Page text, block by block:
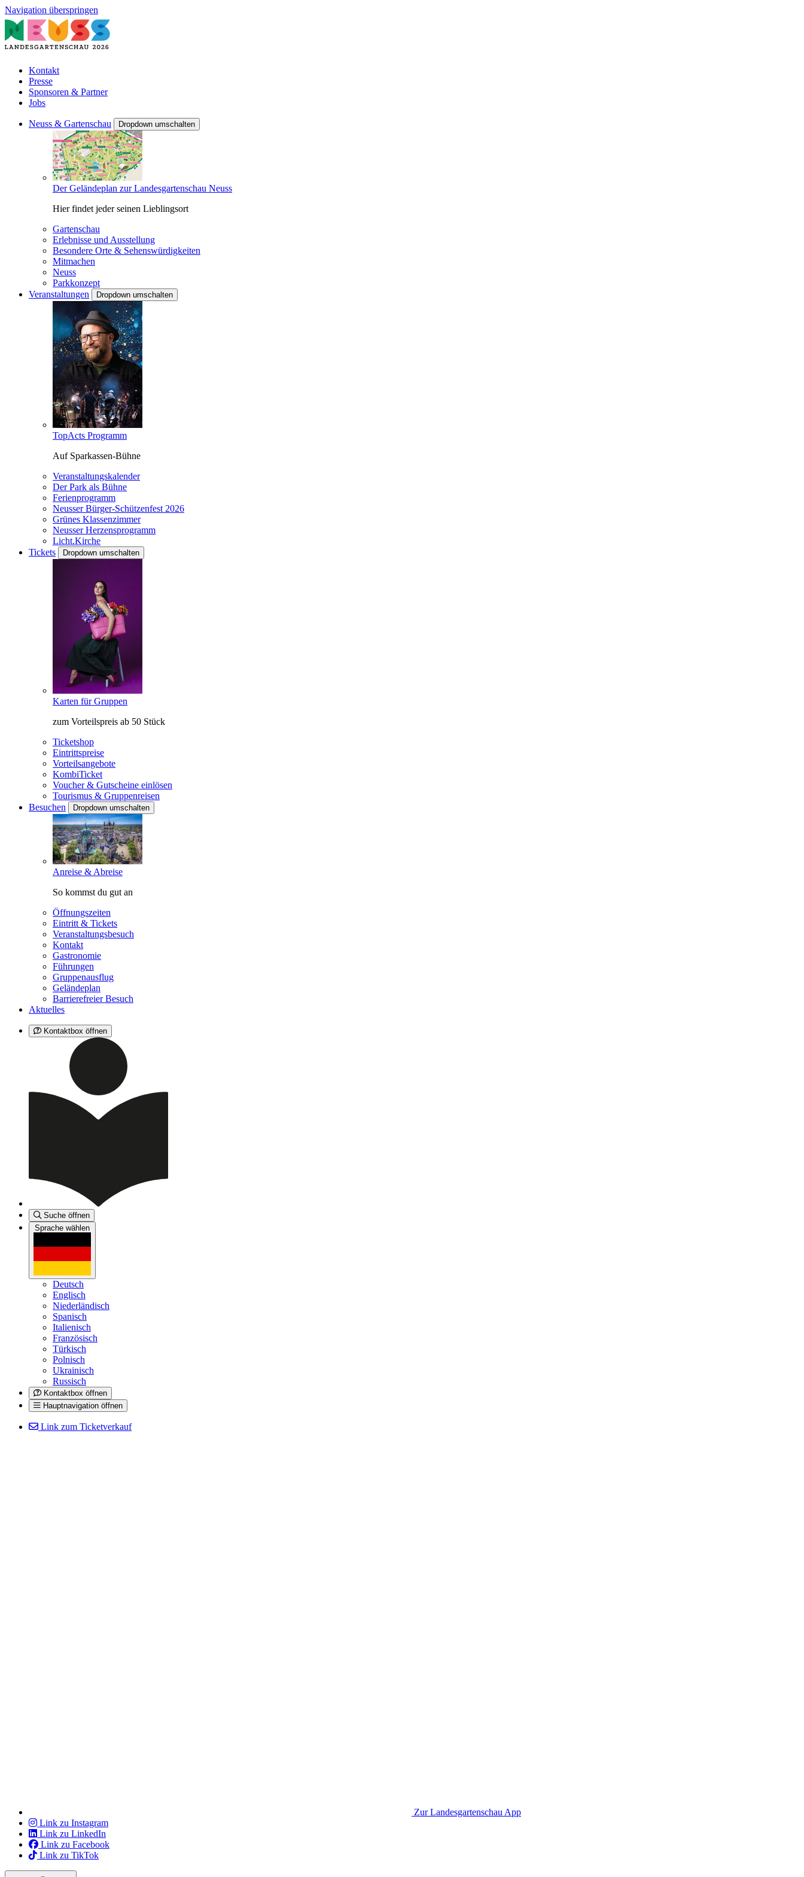
Navigation überspringen
Kontakt
Presse
Sponsoren & Partner
Jobs
Neuss & Gartenschau Dropdown umschalten
Der Geländeplan zur Landesgartenschau Neuss
Hier findet jeder seinen Lieblingsort
Gartenschau
Erlebnisse und Ausstellung
Besondere Orte & Sehenswürdigkeiten
Mitmachen
Neuss
Parkkonzept
Veranstaltungen
Dropdown umschalten
TopActs Programm
Auf Sparkassen-Bühne
Veranstaltungskalender
Der Park als Bühne
Ferienprogramm
Neusser Bürger-Schützenfest 2026
Grünes Klassenzimmer
Neusser Herzensprogramm
Licht.Kirche
Tickets
Dropdown umschalten
Karten für Gruppen
zum Vorteilspreis ab 50 Stück
Ticketshop
Eintrittspreise
Vorteilsangebote
KombiTicket
Voucher & Gutscheine einlösen
Tourismus & Gruppenreisen
Besuchen
Dropdown umschalten
Anreise & Abreise
So kommst du gut an
Öffnungszeiten
Eintritt & Tickets
Veranstaltungsbesuch
Kontakt
Gastronomie
Führungen
Gruppenausflug
Geländeplan
Barrierefreier Besuch
Aktuelles
Kontaktbox öffnen
Suche öffnen
Sprache wählen
Deutsch
Englisch
Niederländisch
Spanisch
Italienisch
Französisch
Türkisch
Polnisch
Ukrainisch
Russisch
Kontaktbox öffnen
Hauptnavigation öffnen
Link zum Ticketverkauf
Zur Landesgartenschau App
Link zu Instagram
Link zu LinkedIn
Link zu Facebook
Link zu TikTok